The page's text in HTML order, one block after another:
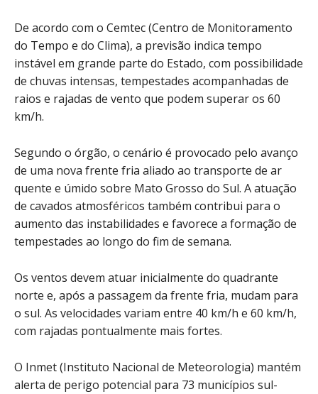
De acordo com o Cemtec (Centro de Monitoramento
do Tempo e do Clima), a previsão indica tempo
instável em grande parte do Estado, com possibilidade
de chuvas intensas, tempestades acompanhadas de
raios e rajadas de vento que podem superar os 60
km/h.
Segundo o órgão, o cenário é provocado pelo avanço
de uma nova frente fria aliado ao transporte de ar
quente e úmido sobre Mato Grosso do Sul. A atuação
de cavados atmosféricos também contribui para o
aumento das instabilidades e favorece a formação de
tempestades ao longo do fim de semana.
Os ventos devem atuar inicialmente do quadrante
norte e, após a passagem da frente fria, mudam para
o sul. As velocidades variam entre 40 km/h e 60 km/h,
com rajadas pontualmente mais fortes.
O Inmet (Instituto Nacional de Meteorologia) mantém
alerta de perigo potencial para 73 municípios sul-